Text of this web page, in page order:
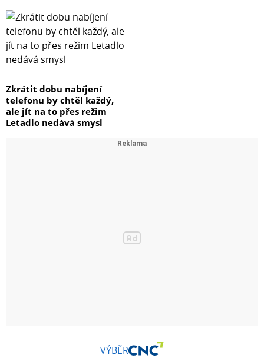
Zkrátit dobu nabíjení
telefonu by chtěl každý,
ale jít na to přes režim
Letadlo nedává smysl
VÝBĚR